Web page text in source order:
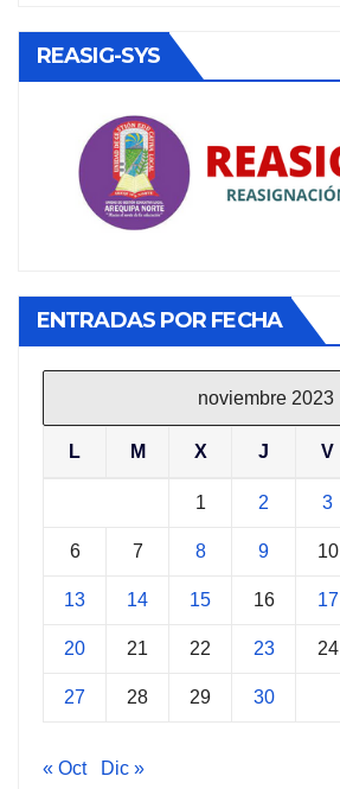
REASIG-SYS
ENTRADAS POR FECHA
noviembre 2023
L M X J V
1 2 3
6 7 8 9 10
13 14 15 16 17
20 21 22 23 24
27 28 29 30
« Oct Dic »